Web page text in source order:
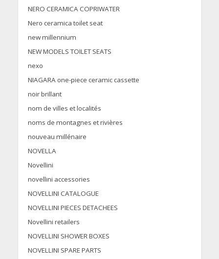
NERO CERAMICA COPRIWATER
Nero ceramica toilet seat
new millennium
NEW MODELS TOILET SEATS
nexo
NIAGARA one-piece ceramic cassette
noir brillant
nom de villes et localités
noms de montagnes et rivières
nouveau millénaire
NOVELLA
Novellini
novellini accessories
NOVELLINI CATALOGUE
NOVELLINI PIECES DETACHEES
Novellini retailers
NOVELLINI SHOWER BOXES
NOVELLINI SPARE PARTS